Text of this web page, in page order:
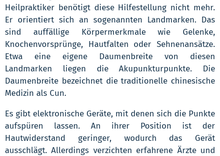
Heilpraktiker benötigt diese Hilfestellung nicht mehr.
Er orientiert sich an sogenannten Landmarken. Das
sind auffällige Körpermerkmale wie Gelenke,
Knochenvorsprünge, Hautfalten oder Sehnenansätze.
Etwa eine eigene Daumenbreite von diesen
Landmarken liegen die Akupunkturpunkte. Die
Daumenbreite bezeichnet die traditionelle chinesische
Medizin als Cun.
Es gibt elektronische Geräte, mit denen sich die Punkte
aufspüren lassen. An ihrer Position ist der
Hautwiderstand geringer, wodurch das Gerät
ausschlägt. Allerdings verzichten erfahrene Ärzte und